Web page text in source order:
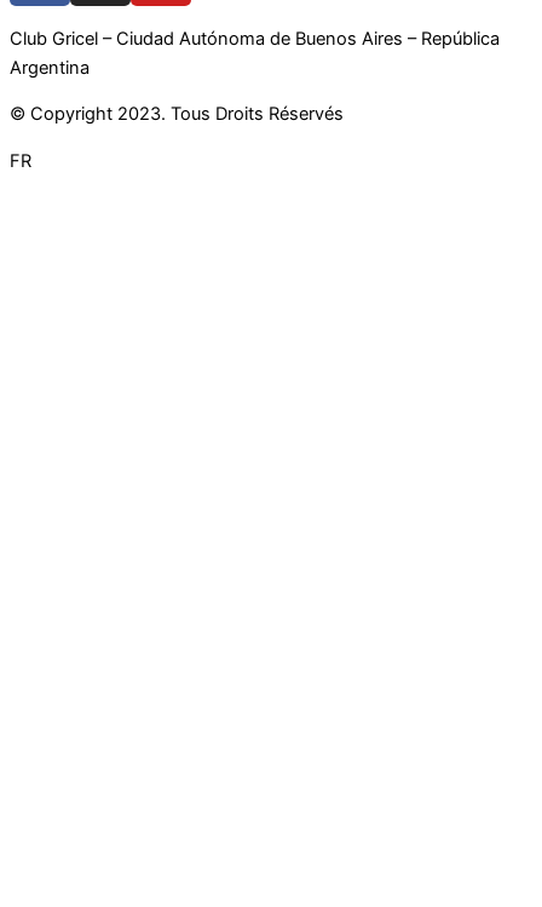
Club Gricel – Ciudad Autónoma de Buenos Aires – República
Argentina
© Copyright 2023. Tous Droits Réservés
FR